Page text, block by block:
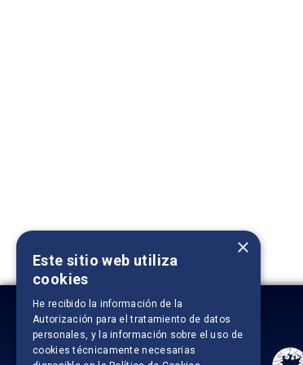
×
Este sitio web utiliza
cookies
He recibido la información de la
Autorización para el tratamiento de datos
personales, y la información sobre el uso de
cookies técnicamente necesarias